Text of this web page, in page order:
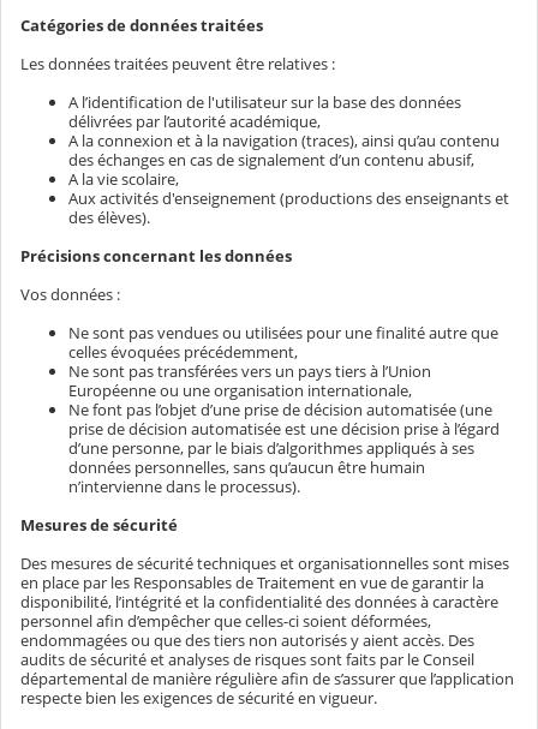
Catégories de données traitées
Les données traitées peuvent être relatives :
A l’identification de l'utilisateur sur la base des données
délivrées par l’autorité académique,
A la connexion et à la navigation (traces), ainsi qu’au contenu
des échanges en cas de signalement d’un contenu abusif,
A la vie scolaire,
Aux activités d'enseignement (productions des enseignants et
des élèves).
Précisions concernant les données
Vos données :
Ne sont pas vendues ou utilisées pour une finalité autre que
celles évoquées précédemment,
Ne sont pas transférées vers un pays tiers à l’Union
Européenne ou une organisation internationale,
Ne font pas l’objet d’une prise de décision automatisée (une
prise de décision automatisée est une décision prise à l’égard
d’une personne, par le biais d’algorithmes appliqués à ses
données personnelles, sans qu’aucun être humain
n’intervienne dans le processus).
Mesures de sécurité
Des mesures de sécurité techniques et organisationnelles sont mises
en place par les Responsables de Traitement en vue de garantir la
disponibilité, l’intégrité et la confidentialité des données à caractère
personnel afin d’empêcher que celles-ci soient déformées,
endommagées ou que des tiers non autorisés y aient accès. Des
audits de sécurité et analyses de risques sont faits par le Conseil
départemental de manière régulière afin de s’assurer que l’application
respecte bien les exigences de sécurité en vigueur.